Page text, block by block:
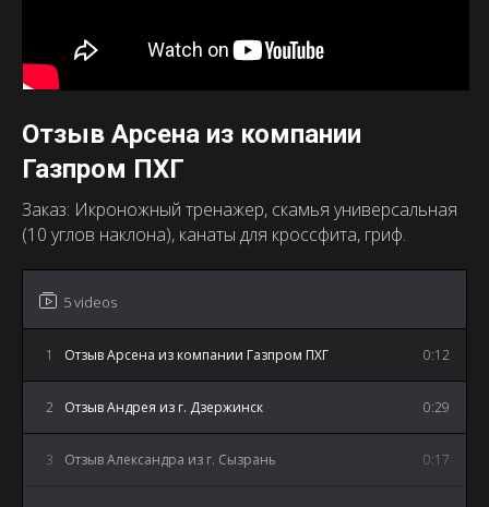
5 videos
1 Отзыв Арсена из компании Газпром ПХГ 0:12
2 Отзыв Андрея из г. Дзержинск 0:29
3 Отзыв Александра из г. Сызрань 0:17
Отзыв Арсена из компании
Газпром ПХГ
Заказ: Икроножный тренажер, скамья универсальная
(10 углов наклона), канаты для кроссфита, гриф.